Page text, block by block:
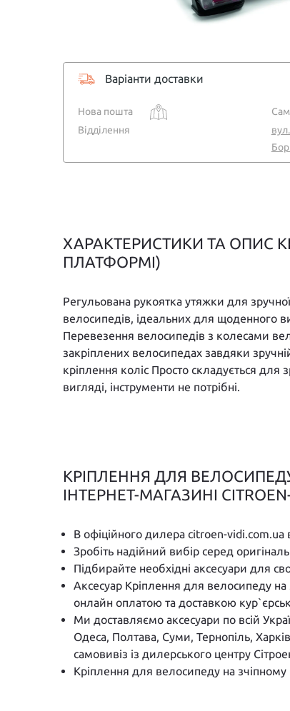
Варіанти доставки
Нова пошта
Відділення
ХАРАКТЕРИСТИКИ ТА ОПИС
ПЛАТФОРМІ)
Регульована рукоятка утяжки для
велосипедів, ідеальних для щоденного
Перевезення велосипедів з колесами
закріплених велосипедах завдяки
кріплення коліс Просто складується для
вигляді, інструменти не потрібні.
КРІПЛЕННЯ ДЛЯ
ІНТЕРНЕТ-МАГАЗИНІ
В офіційного дилера citroen-
Зробіть надійний вибір серед
Підбирайте необхідні аксесуари для
Аксесуар Кріплення для велосипеду на
онлайн оплатою та доставкою
Ми доставляємо аксесуари по всій
Одеса, Полтава, Суми, Тернопіль,
самовивіз із дилерського центру
Кріплення для велосипеду на